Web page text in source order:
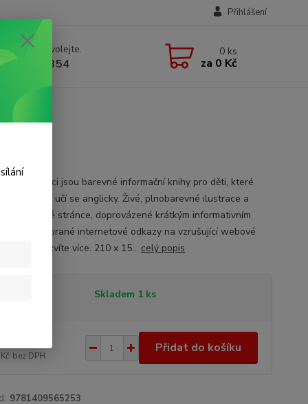
Přihlášení
rady? Zavolejte.
109 354
0 ks
za 0 Kč
Začátečníci jsou barevné informační knihy pro děti, které
číst samy a učí se anglicky. Živé, plnobarevné ilustrace a
na každé stránce, doprovázené krátkým informativním
Pečlivě vybrané internetové odkazy na vzrušující webové
kde se dozvíte více. 210 x 15... celý popis
Skladem 1 ks
bez DPH
Přidat do košíku
9781409565253